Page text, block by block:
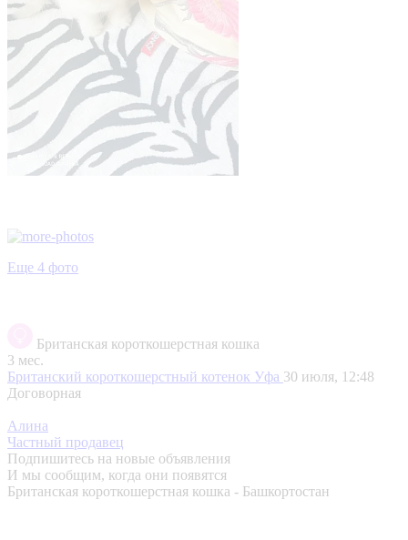
Еще 4 фото
Британская короткошерстная кошка
3 мес.
Британский короткошерстный котенок Уфа 30 июля, 12:48
Договорная
Алина
Частный продавец
Подпишитесь на новые объявления
И мы сообщим, когда они появятся
Британская короткошерстная кошка - Башкортостан